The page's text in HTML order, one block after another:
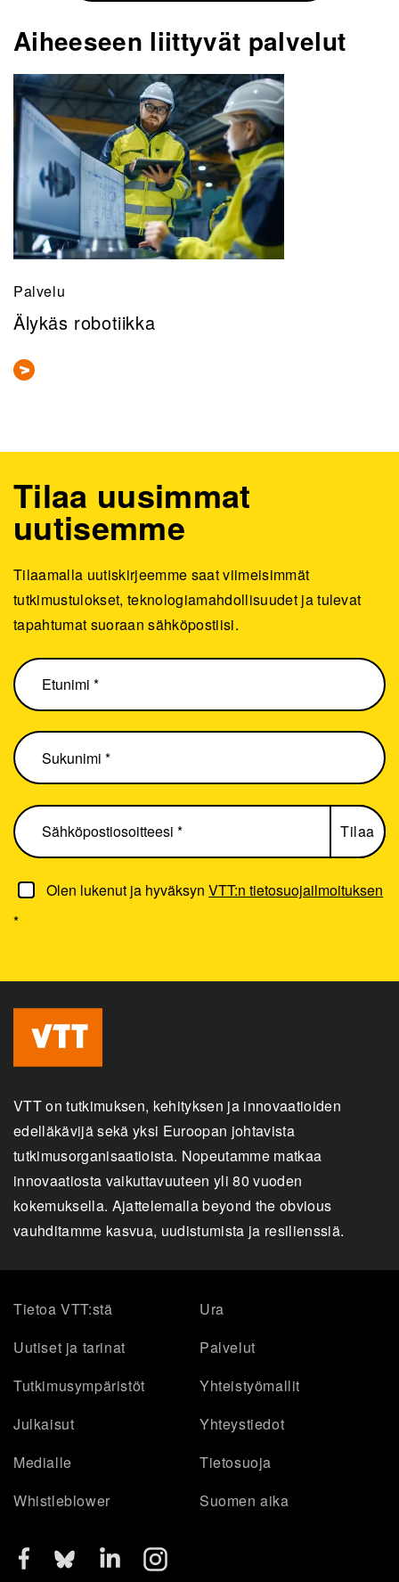
Aiheeseen liittyvät palvelut
Palvelu
Älykäs robotiikka
Olen lukenut ja hyväksynVTT:n tietosuojailmoituksen
*
Tilaa uusimmat
uutisemme
Tilaamalla uutiskirjeemme saat viimeisimmät
tutkimustulokset, teknologiamahdollisuudet ja tulevat
tapahtumat suoraan sähköpostiisi.
VTT on tutkimuksen, kehityksen ja innovaatioiden
edelläkävijä sekä yksi Euroopan johtavista
tutkimusorganisaatioista. Nopeutamme matkaa
innovaatiosta vaikuttavuuteen yli 80 vuoden
kokemuksella. Ajattelemalla beyond the obvious
vauhditamme kasvua, uudistumista ja resilienssiä.
Tietoa VTT:stä
Ura
Uutiset ja tarinat
Palvelut
Tutkimusympäristöt
Yhteistyömallit
Julkaisut
Yhteystiedot
Medialle
Tietosuoja
Whistleblower
Suomen aika